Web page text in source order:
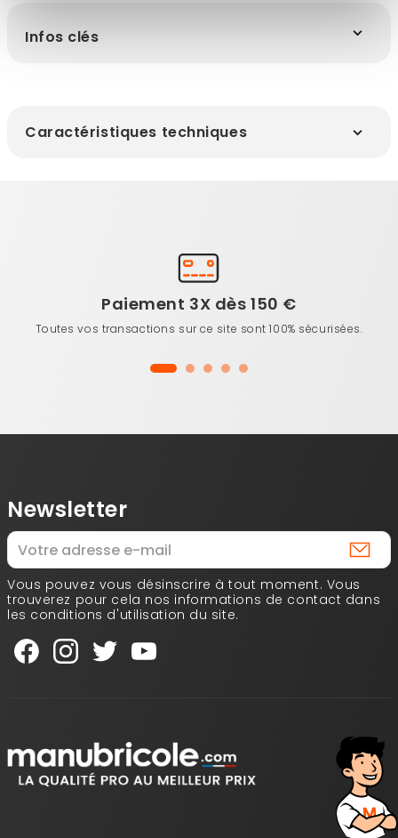
Infos clés
Caractéristiques techniques
Paiement 3X dès 150 €
Toutes vos transactions sur ce site sont 100% sécurisées.
Newsletter
Vous pouvez vous désinscrire à tout moment. Vous
trouverez pour cela nos informations de contact dans
les conditions d'utilisation du site.